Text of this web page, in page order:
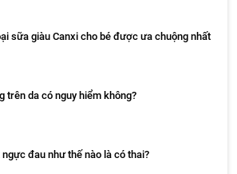
sữa giàu Canxi cho bé được ưa chuộng nhất
trên da có nguy hiểm không?
ngực đau như thế nào là có thai?